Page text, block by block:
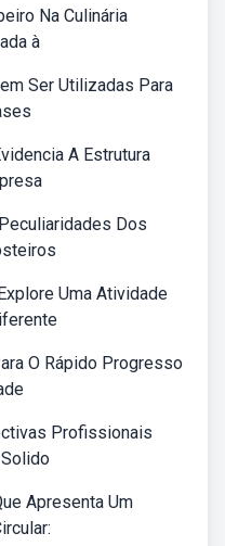
Na Culinária
à
Ser Utilizadas Para
A Estrutura
Dos
Uma Atividade
O Rápido Progresso
Profissionais
Apresenta Um